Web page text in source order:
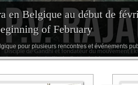
en Belgique au début de
of February
pour plusieurs rencontres et événements